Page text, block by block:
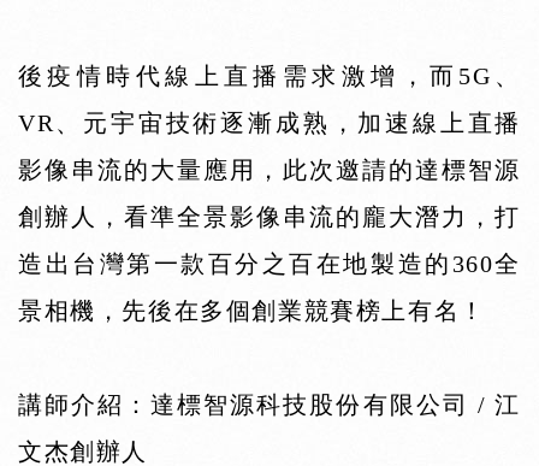
後疫情時代線上直播需求激增，而 5G 、
VR 、元宇宙技術逐漸成熟，加速線上直播
影像串流的大量應用，此次邀請的達標智源
創辦人，看準全景影像串流的龐大潛力，打
造出台灣第一款百分之百在地製造的 360全
景相機，先後在多個創業競賽榜上有名！
講師介紹：達標智源科技股份有限公司 / 江
文杰創辦人